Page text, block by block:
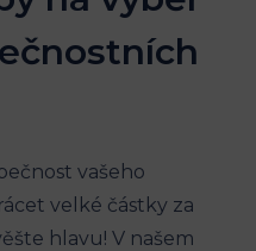
vašeho
velké částky za
hlavu! V našem